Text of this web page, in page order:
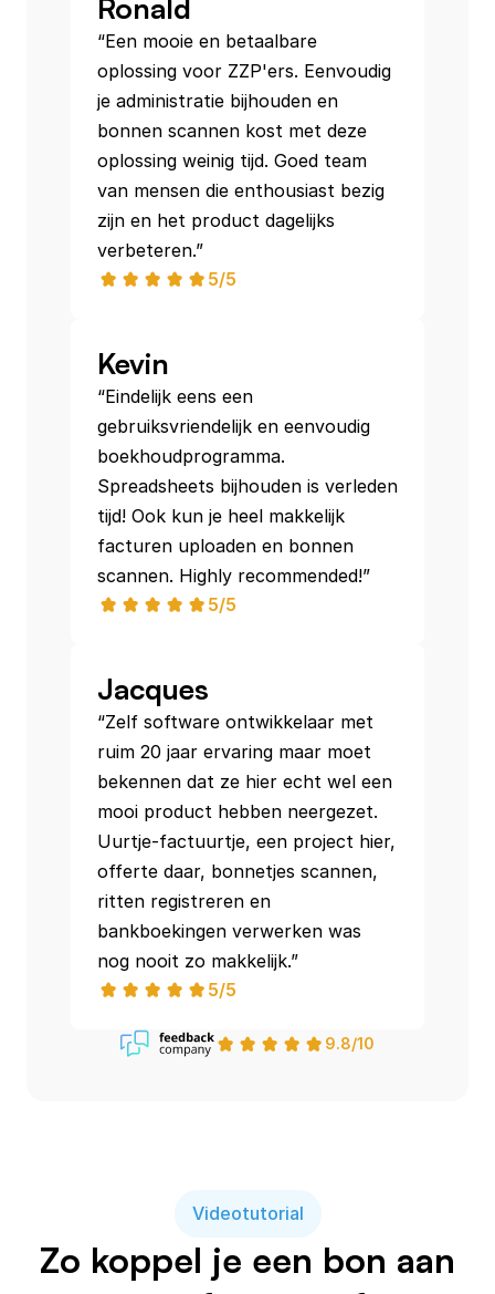
Ronald
“Een mooie en betaalbare
oplossing voor ZZP'ers. Eenvoudig
je administratie bijhouden en
bonnen scannen kost met deze
oplossing weinig tijd. Goed team
van mensen die enthousiast bezig
zijn en het product dagelijks
verbeteren.”
5/5
Kevin
“Eindelijk eens een
gebruiksvriendelijk en eenvoudig
boekhoudprogramma.
Spreadsheets bijhouden is verleden
tijd! Ook kun je heel makkelijk
facturen uploaden en bonnen
scannen. Highly recommended!”
5/5
Jacques
“Zelf software ontwikkelaar met
ruim 20 jaar ervaring maar moet
bekennen dat ze hier echt wel een
mooi product hebben neergezet.
Uurtje-factuurtje, een project hier,
offerte daar, bonnetjes scannen,
ritten registreren en
bankboekingen verwerken was
nog nooit zo makkelijk.”
5/5
9.8/10
Videotutorial
Zo koppel je een bon aan